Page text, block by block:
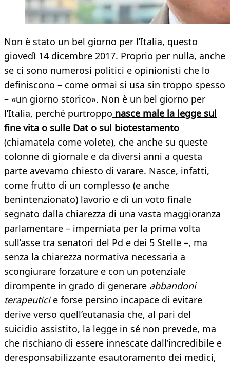
Non è stato un bel giorno per l’Italia, questo
giovedì 14 dicembre 2017. Proprio per nulla, anche
se ci sono numerosi politici e opinionisti che lo
definiscono – come ormai si usa sin troppo spesso
– «un giorno storico». Non è un bel giorno per
l’Italia, perché purtroppo nasce male la legge sul
fine vita o sulle Dat o sul biotestamento
(chiamatela come volete), che anche su queste
colonne di giornale e da diversi anni a questa
parte avevamo chiesto di varare. Nasce, infatti,
come frutto di un complesso (e anche
benintenzionato) lavorìo e di un voto finale
segnato dalla chiarezza di una vasta maggioranza
parlamentare – imperniata per la prima volta
sull’asse tra senatori del Pd e dei 5 Stelle –, ma
senza la chiarezza normativa necessaria a
scongiurare forzature e con un potenziale
dirompente in grado di generare abbandoni
terapeuticie forse persino incapace di evitare
derive verso quell’eutanasia che, al pari del
suicidio assistito, la legge in sé non prevede, ma
che rischiano di essere innescate dall’incredibile e
deresponsabilizzante esautoramento dei medici,